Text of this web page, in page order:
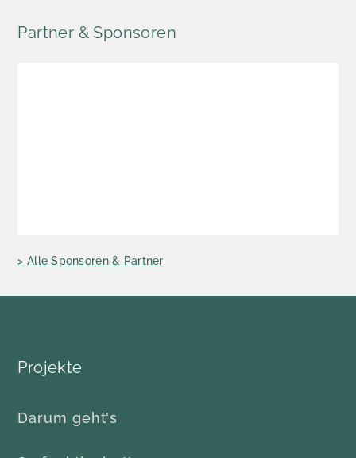
Partner & Sponsoren
> Alle Sponsoren & Partner
Projekte
Darum geht's